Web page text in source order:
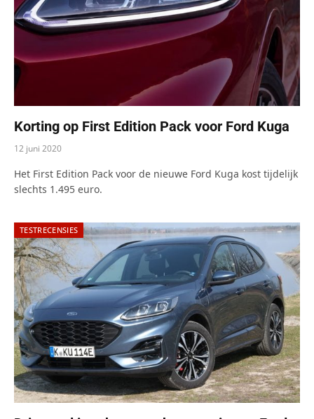
Korting op First Edition Pack voor Ford Kuga
12 juni 2020
Het First Edition Pack voor de nieuwe Ford Kuga kost tijdelijk
slechts 1.495 euro.
TESTRECENSIES